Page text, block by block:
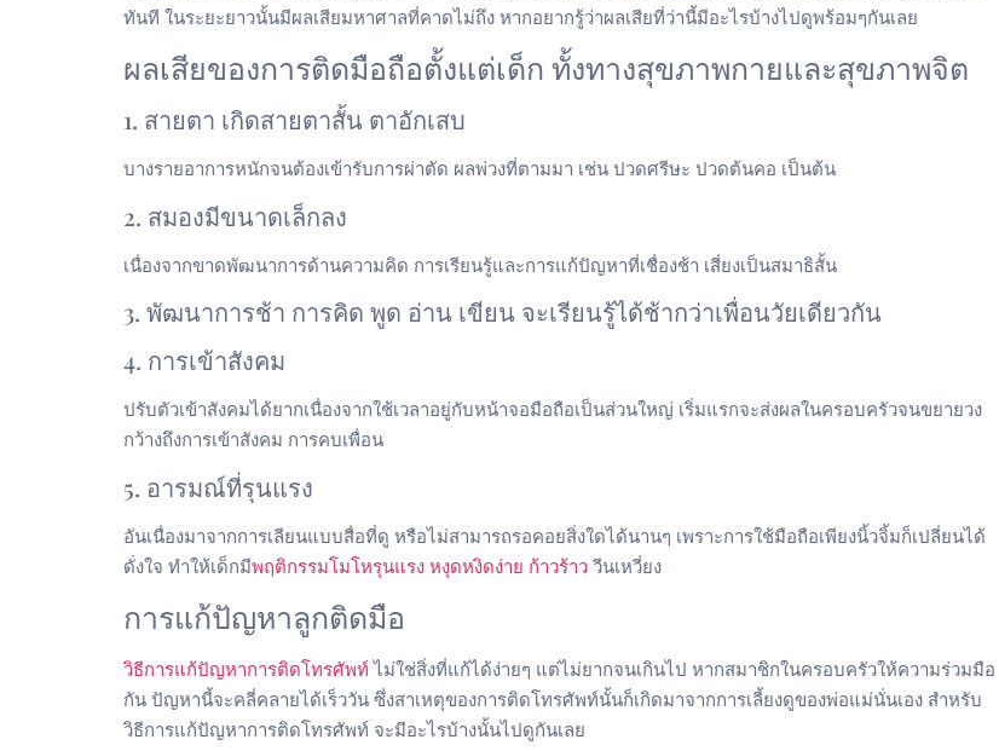
ทันที ในระยะยาวนั้นมีผลเสียมหาศาลที่คาดไม่ถึง หากอยากรู้ว่าผลเสียที่ว่านี้มีอะไรบ้างไปดูพร้อมๆกันเลย
ผลเสียของการติดมือถือตั้งแต่เด็ก ทั้งทางสุขภาพกายและสุขภาพจิต
1. สายตา เกิดสายตาสั้น ตาอักเสบ
บางรายอาการหนักจนต้องเข้ารับการผ่าตัด ผลพ่วงที่ตามมา เช่น ปวดศรีษะ ปวดต้นคอ เป็นต้น
2. สมองมีขนาดเล็กลง
เนื่องจากขาดพัฒนาการด้านความคิด การเรียนรู้และการแก้ปัญหาที่เชื่องช้า เสี่ยงเป็นสมาธิสั้น
3. พัฒนาการช้า การคิด พูด อ่าน เขียน จะเรียนรู้ได้ช้ากว่าเพื่อนวัยเดียวกัน
4. การเข้าสังคม
ปรับตัวเข้าสังคมได้ยากเนื่องจากใช้เวลาอยู่กับหน้าจอมือถือเป็นส่วนใหญ่ เริ่มแรกจะส่งผลในครอบครัวจนขยายวง
กว้างถึงการเข้าสังคม การคบเพื่อน
5. อารมณ์ที่รุนแรง
อันเนื่องมาจากการเลียนแบบสื่อที่ดู หรือไม่สามารถรอคอยสิ่งใดได้นานๆ เพราะการใช้มือถือเพียงนิ้วจิ้มก็เปลี่ยนได้
ดั่งใจ ทำให้เด็กมีพฤติกรรมโมโหรุนแรง หงุดหงิดง่าย ก้าวร้าว วีนเหวี่ยง
การแก้ปัญหาลูกติดมือ
วิธีการแก้ปัญหาการติดโทรศัพท์ไม่ใช่สิ่งที่แก้ได้ง่ายๆ แต่ไม่ยากจนเกินไป หากสมาชิกในครอบครัวให้ความร่วมมือ
กัน ปัญหานี้จะคลี่คลายได้เร็ววัน ซึ่งสาเหตุของการติดโทรศัพท์นั้นก็เกิดมาจากการเลี้ยงดูของพ่อแม่นั่นเอง สำหรับ
วิธีการแก้ปัญหาการติดโทรศัพท์ จะมีอะไรบ้างนั้นไปดูกันเลย